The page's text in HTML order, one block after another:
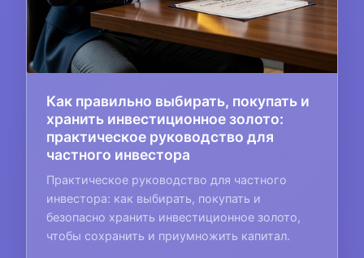
Как правильно выбирать, покупать и
хранить инвестиционное золото:
практическое руководство для
частного инвестора
Практическое руководство для частного
инвестора: как выбирать, покупать и
безопасно хранить инвестиционное золото,
чтобы сохранить и приумножить капитал.